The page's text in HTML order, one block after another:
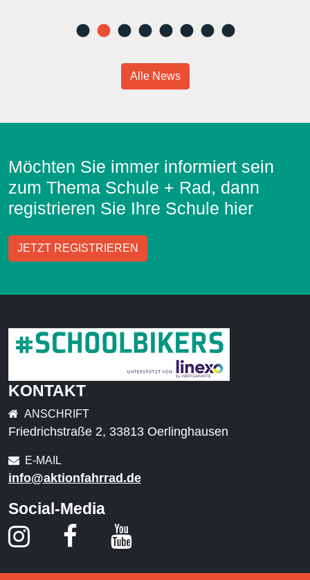
Alle News
Möchten Sie immer informiert sein
zum Thema Schule + Rad, dann
registrieren Sie Ihre Schule hier
JETZT REGISTRIEREN
KONTAKT
ANSCHRIFT
Friedrichstraße 2, 33813 Oerlinghausen
E-MAIL
info@aktionfahrrad.de
Social-Media